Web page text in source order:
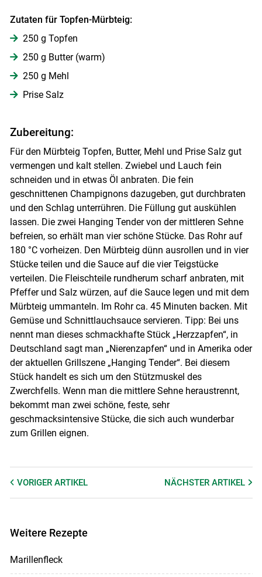
Zutaten für Topfen-Mürbteig:
250 g Topfen
250 g Butter (warm)
250 g Mehl
Prise Salz
Zubereitung:
Für den Mürbteig Topfen, Butter, Mehl und Prise Salz gut
vermengen und kalt stellen. Zwiebel und Lauch fein
schneiden und in etwas Öl anbraten. Die fein
geschnittenen Champignons dazugeben, gut durchbraten
und den Schlag unterrühren. Die Füllung gut auskühlen
lassen. Die zwei Hanging Tender von der mittleren Sehne
befreien, so erhält man vier schöne Stücke. Das Rohr auf
180 °C vorheizen. Den Mürbteig dünn ausrollen und in vier
Stücke teilen und die Sauce auf die vier Teigstücke
verteilen. Die Fleischteile rundherum scharf anbraten, mit
Pfeffer und Salz würzen, auf die Sauce legen und mit dem
Mürbteig ummanteln. Im Rohr ca. 45 Minuten backen. Mit
Gemüse und Schnittlauchsauce servieren. Tipp: Bei uns
nennt man dieses schmackhafte Stück „Herzzapfen“, in
Deutschland sagt man „Nierenzapfen“ und in Amerika oder
der aktuellen Grillszene „Hanging Tender“. Bei diesem
Stück handelt es sich um den Stützmuskel des
Zwerchfells. Wenn man die mittlere Sehne heraustrennt,
bekommt man zwei schöne, feste, sehr
geschmacksintensive Stücke, die sich auch wunderbar
zum Grillen eignen.
VORIGER ARTIKEL NÄCHSTERARTIKEL
Weitere Rezepte
Marillenfleck